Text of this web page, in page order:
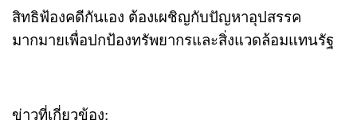
สิทธิฟ้องคดีกันเอง ต้องเผชิญกับปัญหาอุปสรรค
มากมายเพื่อปกป้องทรัพยากรและสิ่งแวดล้อมแทนรัฐ
ข่าวที่เกี่ยวข้อง: